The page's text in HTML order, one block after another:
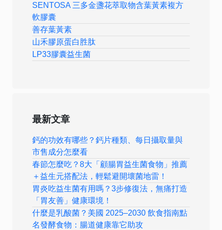
SENTOSA 三多金盞花萃取物含葉黃素複方
軟膠囊
善存葉黃素
山禾膠原蛋白胜肽
LP33膠囊益生菌
最新文章
鈣的功效有哪些？鈣片種類、每日攝取量與
市售成分怎麼看
春節怎麼吃？8大「顧腸胃益生菌食物」推薦
＋益生元搭配法，輕鬆避開壞菌地雷！
胃炎吃益生菌有用嗎？3步修復法，無痛打造
「胃友善」健康環境！
什麼是乳酸菌？美國 2025–2030 飲食指南點
名發酵食物：腸道健康靠它助攻